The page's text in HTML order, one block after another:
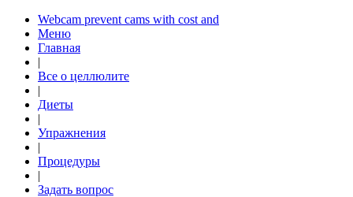
Webcam prevent cams with cost and
Меню
Главная
|
Все о целлюлите
|
Диеты
|
Упражнения
|
Процедуры
|
Задать вопрос